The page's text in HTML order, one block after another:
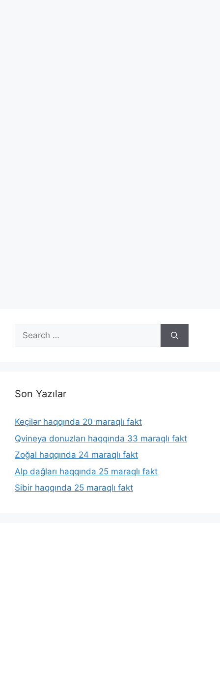
Search
for:
Son Yazılar
Keçilər haqqında 20 maraqlı fakt
Qvineya donuzları haqqında 33 maraqlı fakt
Zoğal haqqında 24 maraqlı fakt
Alp dağları haqqında 25 maraqlı fakt
Sibir haqqında 25 maraqlı fakt